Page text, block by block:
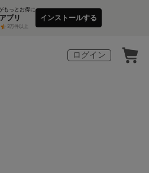
もっとお得に
プリ
3万件以上
インストールする
ログイン